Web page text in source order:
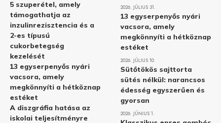
5 szuperétel, amely
támogathatja az
inzulinrezisztencia és a
2-es típusú
cukorbetegség
kezelését
13 egyserpenyős nyári
vacsora, amely
megkönnyíti a hétköznap
estéket
A diszgráfia hatása az
iskolai teljesítményre
2026. JÚLIUS 31.
13 egyserpenyős nyári
vacsora, amely
megkönnyíti a hétköznap
estéket
2026. JÚLIUS 10.
Sütőtökös sajttorta
sütés nélkül: narancsos
édesség egyszerűen és
gyorsan
2026. JÚNIUS 1.